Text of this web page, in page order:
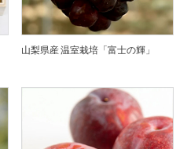
山梨県産 温室栽培「富士の輝」